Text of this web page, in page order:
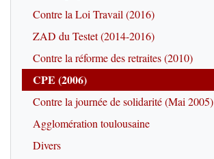
Contre la Loi Travail (2016)
ZAD du Testet (2014-2016)
Contre la réforme des retraites (2010)
CPE (2006)
Contre la journée de solidarité (Mai 2005)
Agglomération toulousaine
Divers